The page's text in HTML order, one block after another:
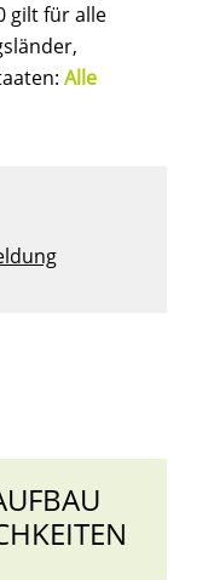
gilt für alle
Alle